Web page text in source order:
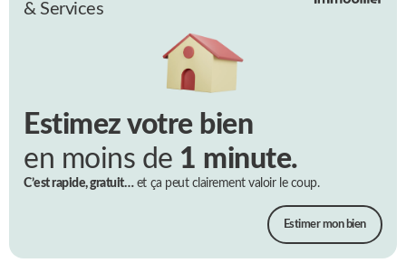
& Services
Estimez votre bien
en moins de 1 minute.
C’est rapide, gratuit…et ça peut clairement valoir le coup.
Estimer mon bien